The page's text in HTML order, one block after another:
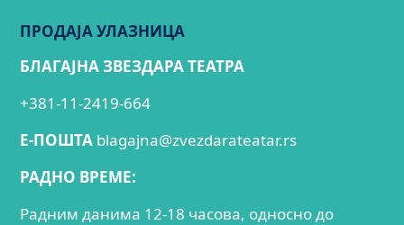
ПРОДАЈА УЛАЗНИЦА
БЛАГАЈНА ЗВЕЗДАРА ТЕАТРА
+381-11-2419-664
E-ПОШТА blagajna@zvezdarateatar.rs
РАДНО ВРЕМЕ:
Радним данима 12-18 часова, односно до